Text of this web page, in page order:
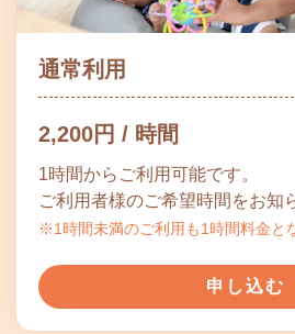
通常利用
2,200円 / 時間
1時間からご利用可能です。
ご利用者様のご希望時間をお知
※1時間未満のご利用も1時間料金と
申し込む